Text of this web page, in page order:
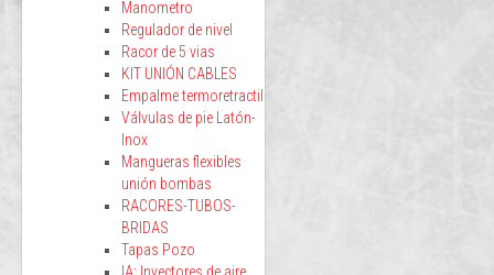
Manometro
Regulador de nivel
Racor de 5 vias
KIT UNIÓN CABLES
Empalme termoretractil
Válvulas de pie Latón-
Inox
Mangueras flexibles
unión bombas
RACORES-TUBOS-
BRIDAS
Tapas Pozo